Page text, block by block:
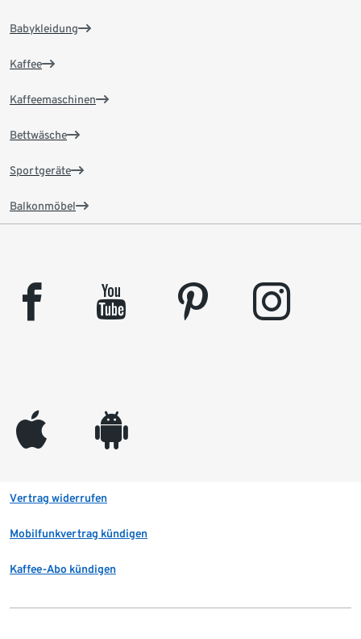
Babykleidung
Kaffee
Kaffeemaschinen
Bettwäsche
Sportgeräte
Balkonmöbel
facebook youtube pinterest instagram
appleinc android
Vertrag widerrufen
Mobilfunkvertrag kündigen
Kaffee-Abo kündigen